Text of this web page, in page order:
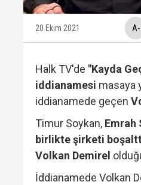
20 Ekim 2021 A-
Halk TV'de "Kayda
iddianamesi masaya
iddianamede geçen
Timur Soykan, Emrah
birlikte şirketi
Volkan Demirel
İddianamede Volkan